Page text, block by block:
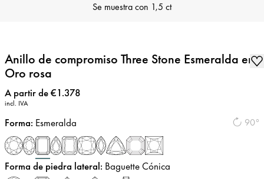
Se muestra con 1,5 ct
Anillo de compromiso Three Stone Esmeralda en
Oro rosa
Precio:
A partir de €1.378
incl. IVA
90°
Forma: Esmeralda
Forma de piedra lateral: Baguette Cónica